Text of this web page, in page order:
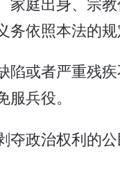
务依照本法的规
陷或者严重残
兵役。
夺政治权利的